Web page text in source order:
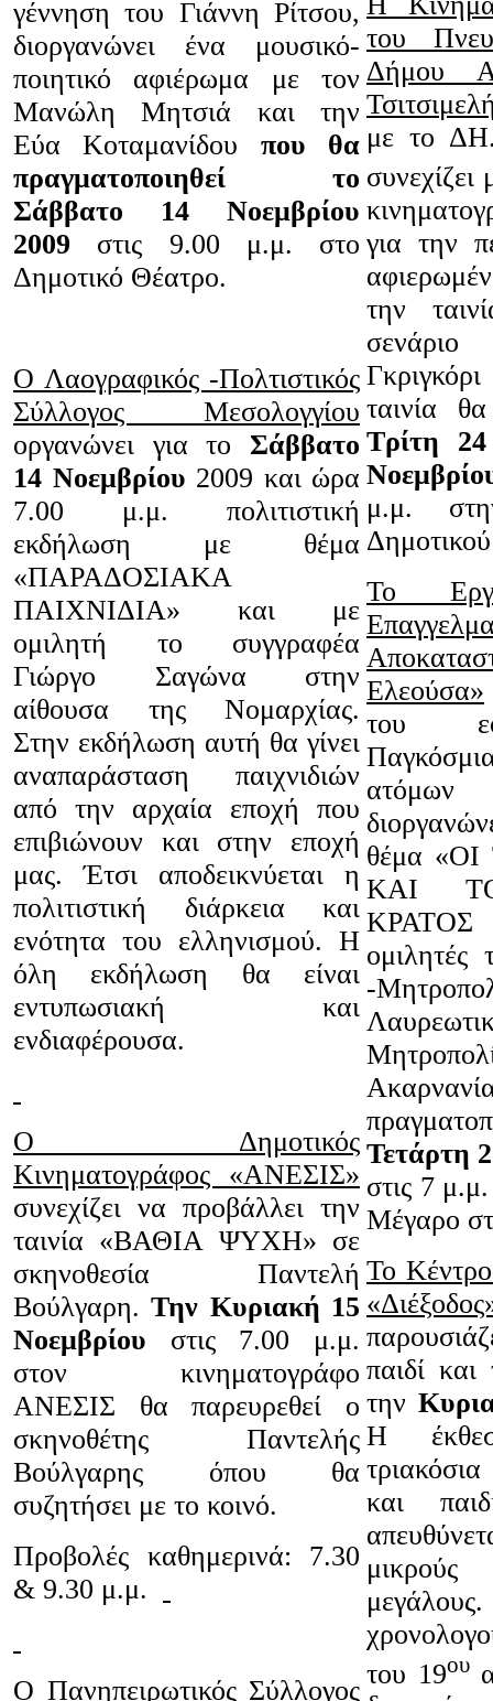
γέννηση του Γιάννη Ρίτσου,
διοργανώνει ένα μουσικό-
ποιητικό αφιέρωμα με τον
Μανώλη Μητσιά και την
Εύα Κοταμανίδου που θα
πραγματοποιηθεί το
Σάββατο 14 Νοεμβρίου
2009 στις 9.00 μ.μ. στο
Δημοτικό Θέατρο.
Ο Λαογραφικός -Πολτιστικός
Σύλλογος Μεσολογγίου
οργανώνει για το Σάββατο
14 Νοεμβρίου 2009 και ώρα
7.00 μ.μ. πολιτιστική
εκδήλωση με θέμα
«ΠΑΡΑΔΟΣΙΑΚΑ
ΠΑΙΧΝΙΔΙΑ» και με
ομιλητή το συγγραφέα
Γιώργο Σαγώνα στην
αίθουσα της Νομαρχίας.
Στην εκδήλωση αυτή θα γίνει
αναπαράσταση παιχνιδιών
από την αρχαία εποχή που
επιβιώνουν και στην εποχή
μας. Έτσι αποδεικνύεται η
πολιτιστική διάρκεια και
ενότητα του ελληνισμού. Η
όλη εκδήλωση θα είναι
εντυπωσιακή και
ενδιαφέρουσα.
Ο Δημοτικός
Κινηματογράφος «ΑΝΕΣΙΣ»
συνεχίζει να προβάλλει την
ταινία «ΒΑΘΙΑ ΨΥΧΗ» σε
σκηνοθεσία Παντελή
Βούλγαρη.Την Κυριακή 15
Νοεμβρίου στις 7.00 μ.μ.
στον κινηματογράφο
ΑΝΕΣΙΣ θα παρευρεθεί ο
σκηνοθέτης Παντελής
Βούλγαρης όπου θα
συζητήσει με το κοινό.
Προβολές καθημερινά: 7.30
& 9.30 μ.μ.
Ο Πανηπειρωτικός Σύλλογος
του
Δήμου
με το
συνεχίζει
για την
την
ταινία
Τρίτη
μ.μ.
Το
Ελεούσα»
του
θέμα
ΚΑΙ
ΚΡΑΤΟΣ
-
Τετάρτη
στις 7
Μέγαρο
Το
παιδί και
την
Η
και
του 19ου